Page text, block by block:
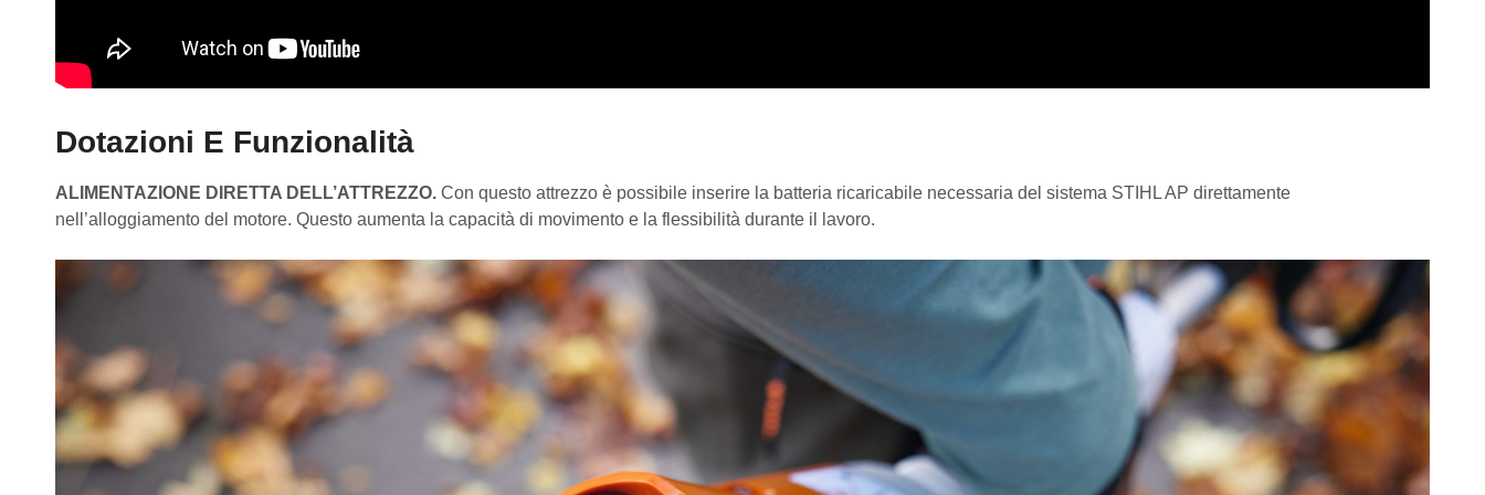
Dotazioni E Funzionalità
ALIMENTAZIONE DIRETTA DELL’ATTREZZO. Con questo attrezzo è possibile inserire la batteria ricaricabile necessaria del sistema STIHL AP direttamente
nell’alloggiamento del motore. Questo aumenta la capacità di movimento e la flessibilità durante il lavoro.